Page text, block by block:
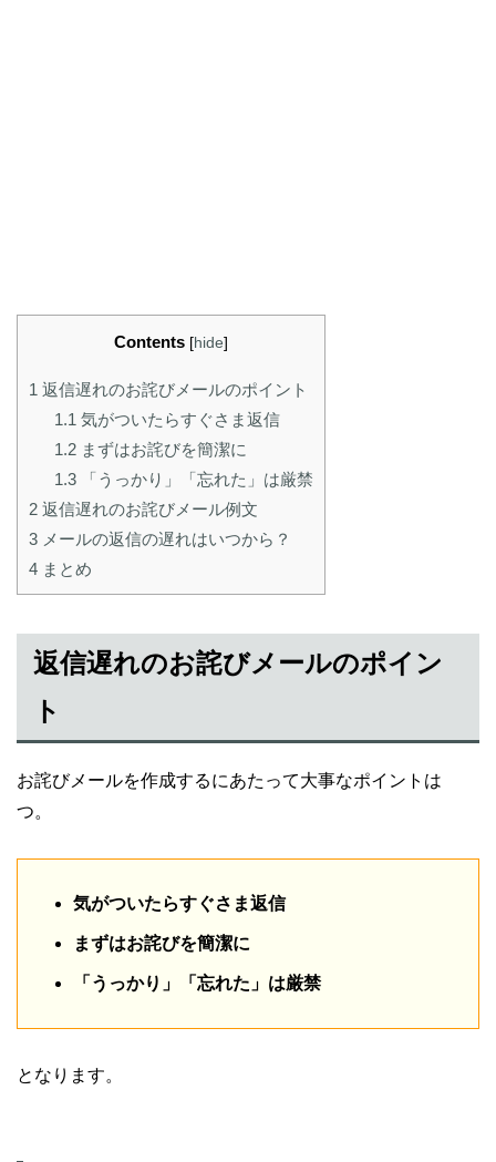
Contents [hide]
1 返信遅れのお詫びメールのポイント
1.1 気がついたらすぐさま返信
1.2まずはお詫びを簡潔に
1.3「うっかり」「忘れた」は厳禁
2 返信遅れのお詫びメール例文
3 メールの返信の遅れはいつから？
4 まとめ
返信遅れのお詫びメールのポイン
ト
お詫びメールを作成するにあたって大事なポイントは
つ。
気がついたらすぐさま返信
まずはお詫びを簡潔に
「うっかり」「忘れた」は厳禁
となります。